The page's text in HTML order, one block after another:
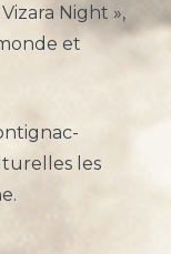
Night »,
et
les